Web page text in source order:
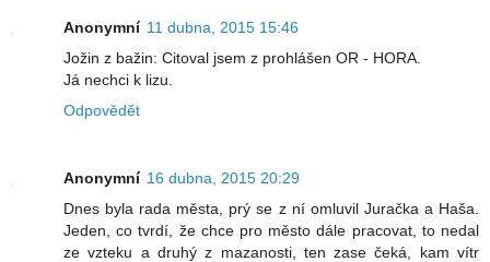
Anonymní 11 dubna, 2015 15:46
Jožin z bažin: Citoval jsem z prohlášen OR - HORA.
Já nechci k lizu.
Odpovědět
Anonymní 16 dubna, 2015 20:29
Dnes byla rada města, prý se z ní omluvil Juračka a Haša.
Jeden, co tvrdí, že chce pro město dále pracovat, to nedal
ze vzteku a druhý z mazanosti, ten zase čeká, kam vítr